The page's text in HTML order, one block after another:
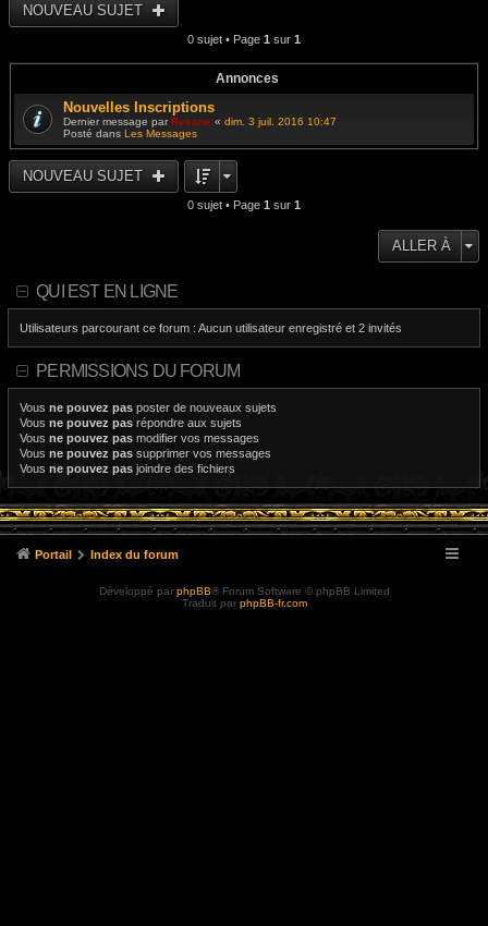
NOUVEAU SUJET
0 sujet • Page 1 sur 1
Annonces
Nouvelles Inscriptions
Dernier message parResane « dim. 3 juil. 2016 10:47
Posté dans Les Messages
NOUVEAU SUJET
0 sujet • Page 1 sur 1
ALLER À
QUI EST EN LIGNE
Utilisateurs parcourant ce forum : Aucun utilisateur enregistré et 2 invités
PERMISSIONS DU FORUM
Vous ne pouvez pas poster de nouveaux sujets
Vous ne pouvez pas répondre aux sujets
Vous ne pouvez pas modifier vos messages
Vous ne pouvez pas supprimer vos messages
Vous ne pouvez pas joindre des fichiers
Portail Index du forum
Développé par phpBB® Forum Software © phpBB Limited
Traduit par phpBB-fr.com